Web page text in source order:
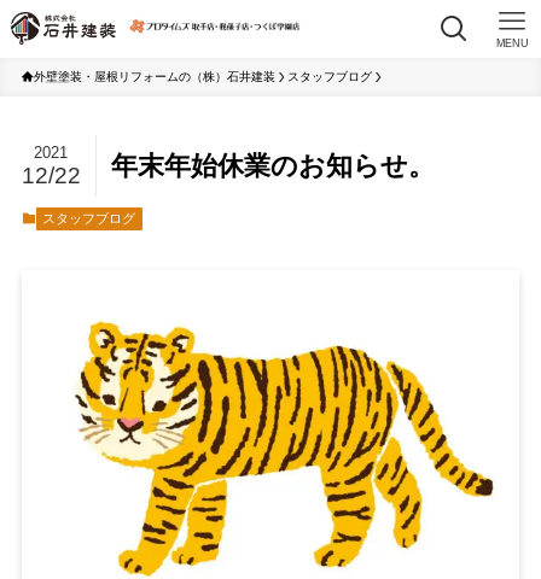
MENU
外壁塗装・屋根リフォームの（株）石井建装 スタッフブログ
年末年始休業のお知らせ。
2021
12/22
スタッフブログ